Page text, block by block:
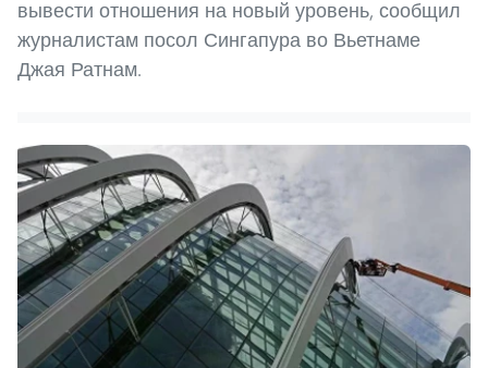
вывести отношения на новый уровень, сообщил
журналистам посол Сингапура во Вьетнаме
Джая Ратнам.